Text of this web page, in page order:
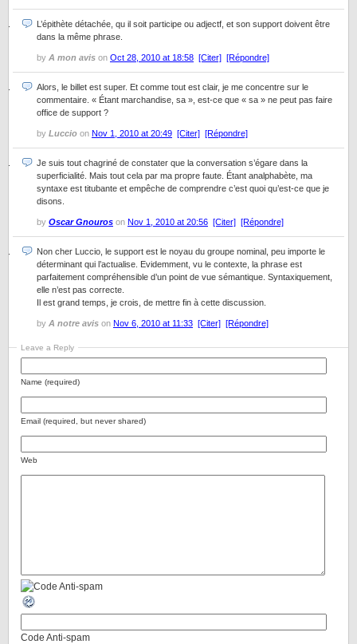
L’épithète détachée, qu il soit participe ou adjectf, et son support doivent être
dans la même phrase.
by A mon avis on Oct 28, 2010 at 18:58 [Citer] [Répondre]
Alors, le billet est super. Et comme tout est clair, je me concentre sur le
commentaire. « Étant marchandise, sa », est-ce que « sa » ne peut pas faire
office de support ?
by Luccio on Nov 1, 2010 at 20:49 [Citer] [Répondre]
Je suis tout chagriné de constater que la conversation s’égare dans la
superficialité. Mais tout cela par ma propre faute. Étant analphabète, ma
syntaxe est titubante et empêche de comprendre c’est quoi qu’est-ce que je
disons.
by Oscar Gnouros on Nov 1, 2010 at 20:56 [Citer] [Répondre]
Non cher Luccio, le support est le noyau du groupe nominal, peu importe le
déterminant qui l’actualise. Evidemment, vu le contexte, la phrase est
parfaitement compréhensible d’un point de vue sémantique. Syntaxiquement,
elle n’est pas correcte.
Il est grand temps, je crois, de mettre fin à cette discussion.
by A notre avis on Nov 6, 2010 at 11:33 [Citer] [Répondre]
Leave a Reply
Name (required)
Email (required, but never shared)
Web
Code Anti-spam